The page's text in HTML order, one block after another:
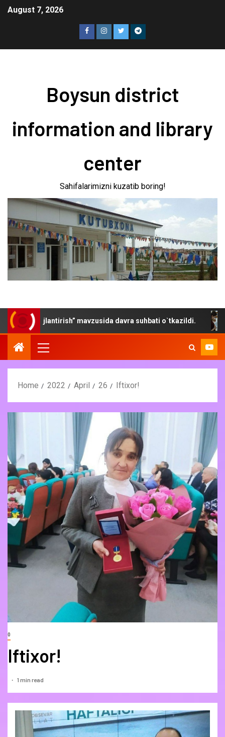
August 7, 2026
Boysun district
information and library
center
Sahifalarimizni kuzatib boring!
mavzusida davra suhbati o`tkazildi.
Home 2022 April 26 Iftixor!
0
Iftixor!
1 min read